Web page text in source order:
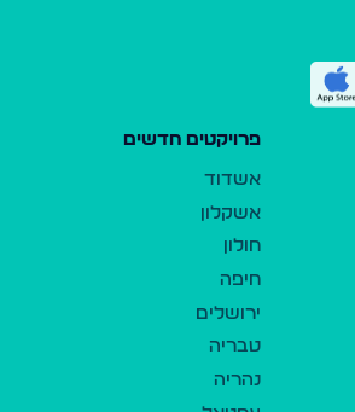
פרויקטים חדשים
אשדוד
אשקלון
חולון
חיפה
ירושלים
טבריה
נהריה